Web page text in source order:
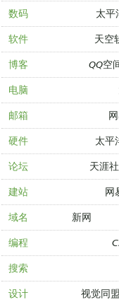
数码 太平
软件 天空
博客 QQ空
电脑
邮箱
硬件 太平
论坛 天涯
建站 网
域名 新网
编程
搜索
设计 视觉同